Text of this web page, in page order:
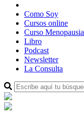
Como Soy
Cursos online
Curso Menopausia
Libro
Podcast
Newsletter
La Consulta